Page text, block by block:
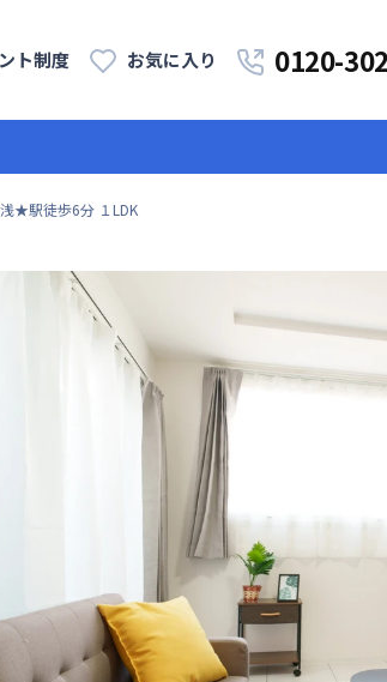
ト制度 お気に入り 0120-
★駅徒歩6分 １LDK